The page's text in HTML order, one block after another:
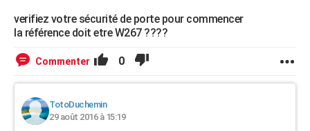
verifiez votre sécurité de porte pour commencer
la référence doit etre W267 ????
Commenter 0
TotoDuchemin
29 août 2016 à 15:19